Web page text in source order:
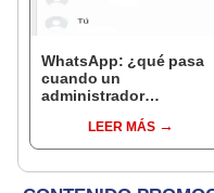
WhatsApp: ¿qué pasa
cuando un
administrador
no tiene reemplazo?
LEER MÁS